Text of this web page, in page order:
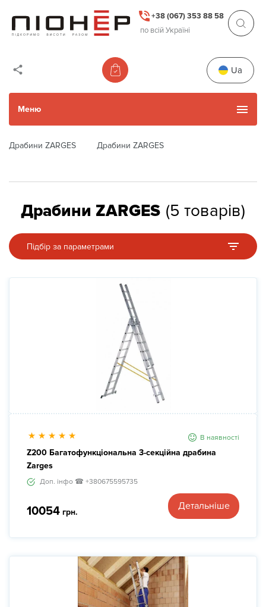
+38 (067) 353 88 58
по всій Україні
Ua
Меню
Каталог товарів
Прокат та послуги
Драбини ZARGES Драбини ZARGES
Драбини ZARGES (5 товарів)
Підбір за параметрами
В наявності
Z200 Багатофункціональна 3-секційна драбина
Zarges
Доп. інфо ☎ +380675595735
10054 грн.
Детальніше